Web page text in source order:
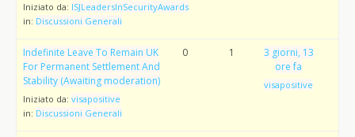
Iniziato da: ISJLeadersInSecurityAwards
in: Discussioni Generali
Indefinite Leave To Remain UK
For Permanent Settlement And
Stability (Awaiting moderation)
Iniziato da: visapositive
in: Discussioni Generali
0 1
3 giorni, 13
ore fa
visapositive